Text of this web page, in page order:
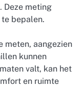
Deze meting
bepalen.
meten, aangezien
kunnen
valt, kan het
en ruimte